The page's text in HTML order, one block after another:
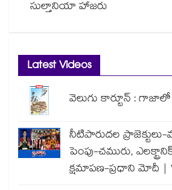
సుల్తానియా హాజరు
Latest Videos
వెలుగు కార్టూన్ :
నీటిపారుదల
పెంపు-చమురు,
క్షమాపణ-ప్రధాని మోదీ |